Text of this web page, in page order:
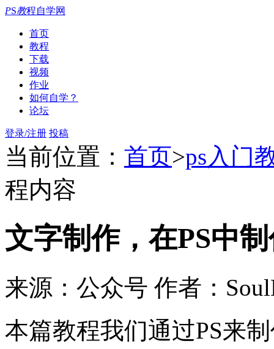
PS教程自学网
首页
教程
下载
视频
作业
如何自学？
论坛
登录/注册 投稿
当前位置： 首页>ps入门
程内容
文字制作，在PS中
来源：公众号 作者：
本篇教程我们通过PS来